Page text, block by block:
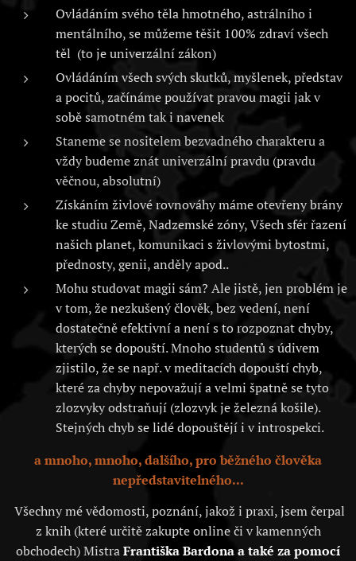
Ovládáním svého těla hmotného, astrálního i
mentálního, se můžeme těšit 100% zdraví všech
těl (to je univerzální zákon)
Ovládáním všech svých skutků, myšlenek, představ
a pocitů, začínáme používat pravou magii jak v
sobě samotném tak i navenek
Staneme se nositelem bezvadného charakteru a
vždy budeme znát univerzální pravdu (pravdu
věčnou, absolutní)
Získáním živlové rovnováhy máme otevřeny brány
ke studiu Země, Nadzemské zóny, Všech sfér řazení
našich planet, komunikaci s živlovými bytostmi,
přednosty, genii, anděly apod..
Mohu studovat magii sám? Ale jistě, jen problém je
v tom, že nezkušený člověk, bez vedení, není
dostatečně efektivní a není s to rozpoznat chyby,
kterých se dopouští. Mnoho studentů s údivem
zjistilo, že se např. v meditacích dopouští chyb,
které za chyby nepovažují a velmi špatně se tyto
zlozvyky odstraňují (zlozvyk je železná košile).
Stejných chyb se lidé dopouštějí i v introspekci.
a mnoho, mnoho, dalšího, pro běžného člověka
nepředstavitelného...
Všechny mé vědomosti, poznání, jakož i praxi, jsem čerpal
z knih (které určitě zakupte online či v kamenných
obchodech) MistraFrantiška Bardona a také za pomocí